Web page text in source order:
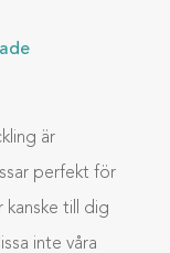
är
perfekt för
till dig
inte våra